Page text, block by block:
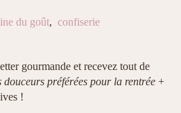
du goût, confiserie
gourmande et recevez tout de
douceurs préférées pour la rentrée +
!